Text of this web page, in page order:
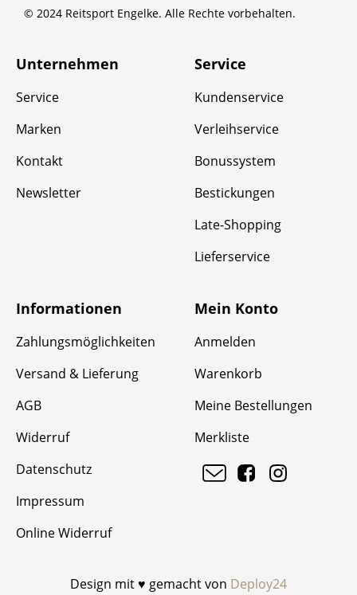
© 2024 Reitsport Engelke. Alle Rechte vorbehalten.
Unternehmen
Service
Marken
Kontakt
Newsletter
Service
Kundenservice
Verleihservice
Bonussystem
Bestickungen
Late-Shopping
Lieferservice
Informationen
Zahlungsmöglichkeiten
Versand & Lieferung
AGB
Widerruf
Datenschutz
Impressum
Online Widerruf
Mein Konto
Anmelden
Warenkorb
Meine Bestellungen
Merkliste
Design mit ♥ gemacht von Deploy24